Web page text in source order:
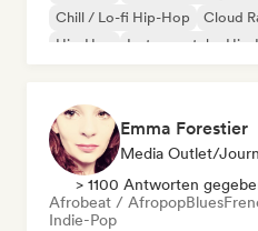
Chill / Lo-fi Hip-Hop
Cloud
Hip-Hop
Instrumentaler Hip-
Emma Forestier
Media Outlet/
> 1100 Antworten
Afrobeat / AfropopBlues
Indie-Pop